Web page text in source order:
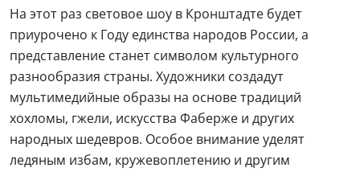
На этот раз световое шоу в Кронштадте будет
приурочено к Году единства народов России, а
представление станет символом культурного
разнообразия страны. Художники создадут
мультимедийные образы на основе традиций
хохломы, гжели, искусства Фаберже и других
народных шедевров. Особое внимание уделят
ледяным избам, кружевоплетению и другим